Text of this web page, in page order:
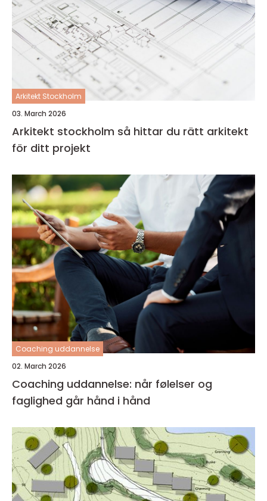
Arkitekt Stockholm
03. March 2026
Arkitekt stockholm så hittar du rätt arkitekt
för ditt projekt
Coaching uddannelse
02. March 2026
Coaching uddannelse: når følelser og
faglighed går hånd i hånd